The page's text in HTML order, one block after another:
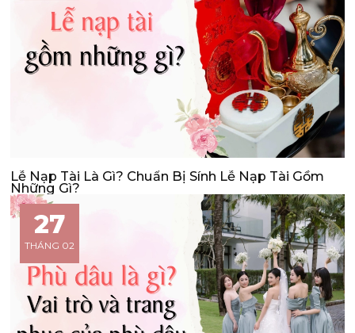
Lễ Nạp Tài Là Gì? Chuẩn Bị Sính Lễ Nạp Tài Gồm
Những Gì?
27
THÁNG 02